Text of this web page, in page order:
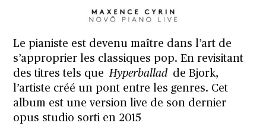
Le pianiste est devenu maître dans l’art de
s’approprier les classiques pop. En revisitant
des titres tels queHyperballad de Bjork,
l’artiste créé un pont entre les genres. Cet
album est une version live de son dernier
opus studio sorti en 2015